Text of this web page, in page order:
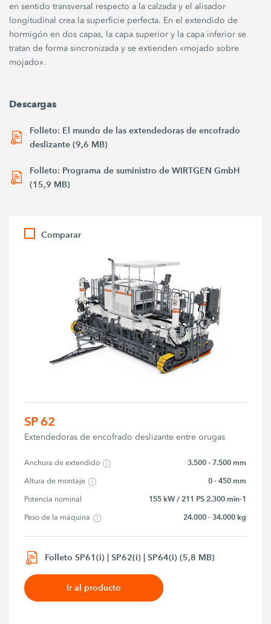
en sentido transversal respecto a la calzada y el alisador
longitudinal crea la superficie perfecta. En el extendido de
hormigón en dos capas, la capa superior y la capa inferior se
tratan de forma sincronizada y se extienden «mojado sobre
mojado».
Descargas
Folleto: El mundo de las extendedoras de encofrado
deslizante (9,6 MB)
Folleto: Programa de suministro de WIRTGEN GmbH
(15,9 MB)
Comparar
SP 62
Extendedoras de encofrado deslizante entre orugas
Anchura de extendido 3.500 - 7.500 mm
Altura de montaje 0 - 450 mm
Potencia nominal 155 kW / 211 PS 2.300 min-1
Peso de la máquina 24.000 - 34.000 kg
Folleto SP61(i) | SP62(i) | SP64(i) (5,8 MB)
Ir al producto